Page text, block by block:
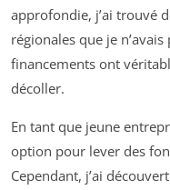
approfondie, j’ai trouvé
régionales que je
financements ont
décoller.
En tant que jeune
option pour lever des
Cependant, j’ai